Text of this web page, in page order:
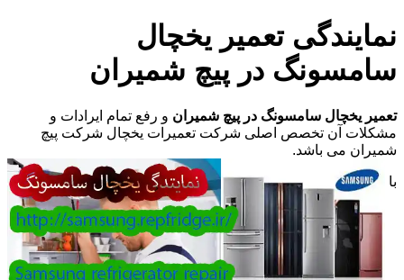
نمایندگی تعمیر یخچال
سامسونگ در پیچ شمیران
تعمیر یخچال سامسونگ در پیچ شمیران و رفع تمام ایرادات و
مشکلات آن تخصص اصلی شرکت تعمیرات یخچال شرکت پیچ
شمیران می باشد.
با